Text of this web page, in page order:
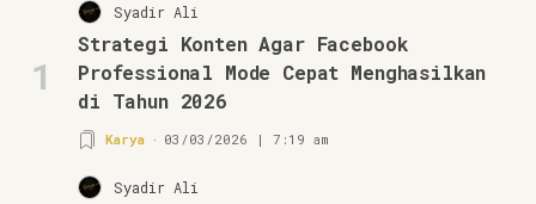
1
Syadir Ali
Strategi Konten Agar Facebook
Professional Mode Cepat Menghasilkan
di Tahun 2026
Karya 03/03/2026 | 7:19 am
Syadir Ali